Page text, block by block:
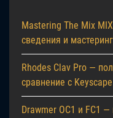
Mastering The Mix
сведения и
Rhodes Clav Pro —
сравнение с
Drawmer OC1 и FC1